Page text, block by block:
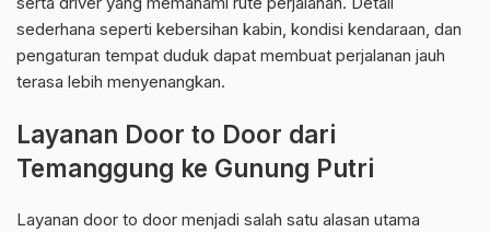
sederhana seperti kebersihan kabin, kondisi kendaraan, dan
pengaturan tempat duduk dapat membuat perjalanan jauh
terasa lebih menyenangkan.
Layanan Door to Door dari
Temanggung ke Gunung Putri
Layanan door to door menjadi salah satu alasan utama